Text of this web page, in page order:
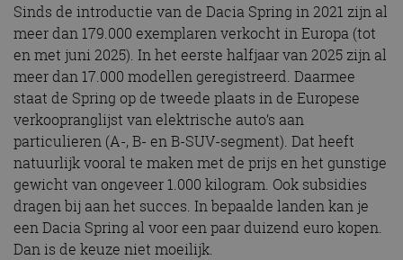
Sinds de introductie van de Dacia Spring in 2021 zijn al
meer dan 179.000 exemplaren verkocht in Europa (tot
en met juni 2025). In het eerste halfjaar van 2025 zijn al
meer dan 17.000 modellen geregistreerd. Daarmee
staat de Spring op de tweede plaats in de Europese
verkoopranglijst van elektrische auto’s aan
particulieren (A-, B- en B-SUV-segment). Dat heeft
natuurlijk vooral te maken met de prijs en het gunstige
gewicht van ongeveer 1.000 kilogram. Ook subsidies
dragen bij aan het succes. In bepaalde landen kan je
een Dacia Spring al voor een paar duizend euro kopen.
Dan is de keuze niet moeilijk.